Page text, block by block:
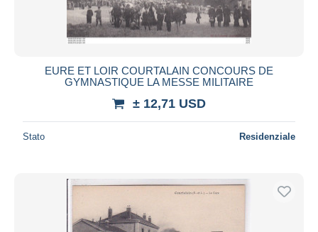
EURE ET LOIR COURTALAIN CONCOURS DE
GYMNASTIQUE LA MESSE MILITAIRE
± 12,71 USD
Stato Residenziale